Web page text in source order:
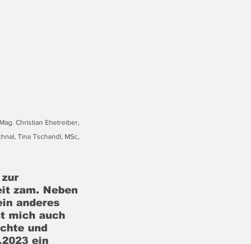
Christian Ehetreiber,
Tina Tschandl, MSc,
zam. Neben
anderes
mich auch
und
ein